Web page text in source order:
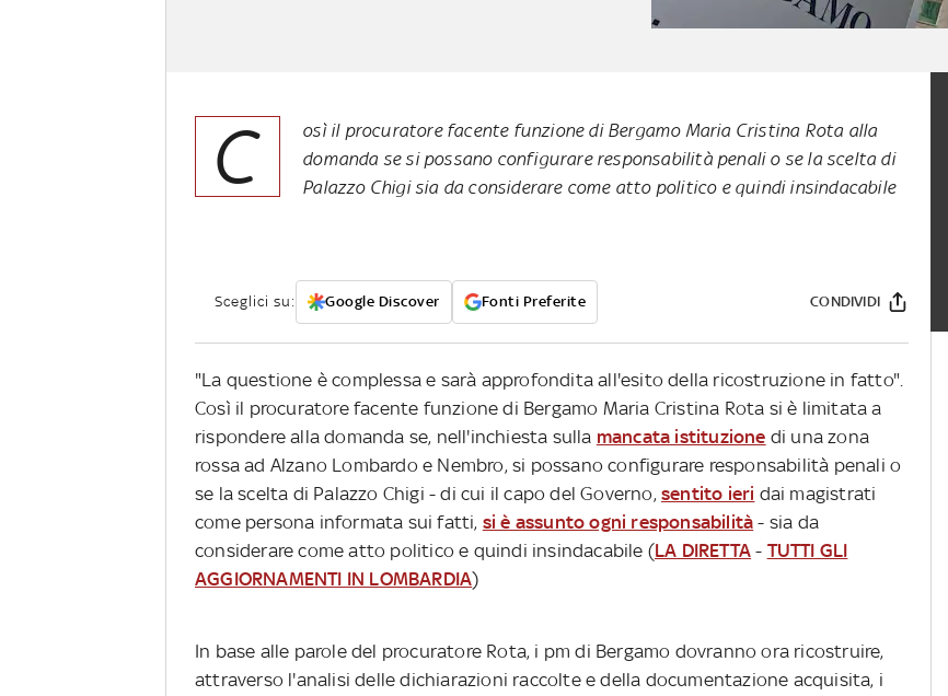
C
osì il procuratore facente funzione di Bergamo Maria Cristina Rota alla
domanda se si possano configurare responsabilità penali o se la scelta di
Palazzo Chigi sia da considerare come atto politico e quindi insindacabile
Sceglici su: Google Discover Fonti Preferite CONDIVIDI
"La questione è complessa e sarà approfondita all'esito della ricostruzione in fatto".
Così il procuratore facente funzione di Bergamo Maria Cristina Rota si è limitata a
rispondere alla domanda se, nell'inchiesta sulla mancata istituzione di una zona
rossa ad Alzano Lombardo e Nembro, si possano configurare responsabilità penali o
se la scelta di Palazzo Chigi - di cui il capo del Governo,sentito ieri dai magistrati
come persona informata sui fatti, si è assunto ogni responsabilità - sia da
considerare come atto politico e quindi insindacabile (LA DIRETTA - TUTTI GLI
AGGIORNAMENTI IN LOMBARDIA)
In base alle parole del procuratore Rota, i pm di Bergamo dovranno ora ricostruire,
attraverso l'analisi delle dichiarazioni raccolte e della documentazione acquisita, i